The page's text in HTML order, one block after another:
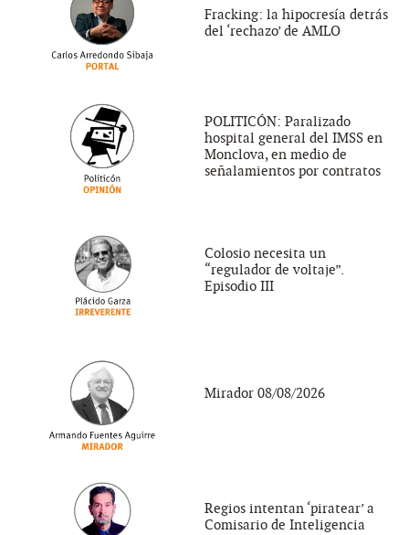
Fracking: la hipocresía detrás
del ‘rechazo’ de AMLO
POLITICÓN: Paralizado
hospital general del IMSS en
Monclova, en medio de
señalamientos por contratos
Colosio necesita un
“regulador de voltaje”.
Episodio III
Mirador 08/08/2026
Regios intentan ‘piratear’ a
Comisario de Inteligencia